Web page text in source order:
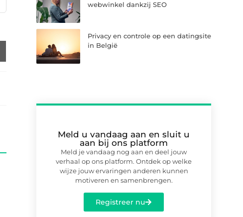
webwinkel dankzij SEO
Privacy en controle op een datingsite
in België
Meld u vandaag aan en sluit u
aan bij ons platform
Meld je vandaag nog aan en deel jouw
verhaal op ons platform. Ontdek op welke
wijze jouw ervaringen anderen kunnen
motiveren en samenbrengen.
Registreer nu